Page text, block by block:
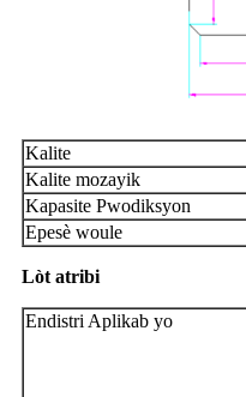
Kalite
Kalite mozayik
Kapasite Pwodiksyon
Epesè woule
Lòt atribi
Endistri Aplikab yo